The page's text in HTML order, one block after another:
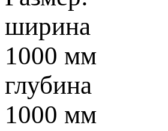
ширина
1000 мм
глубина
1000 мм